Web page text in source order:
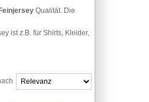
Qualität. Die
ist z.B. für Shirts, Kleider,